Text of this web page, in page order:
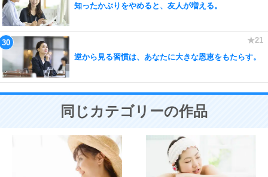
知ったかぶりをやめると、友人が増える。
逆から見る習慣は、あなたに大きな恩恵をもたらす。
同じカテゴリーの作品